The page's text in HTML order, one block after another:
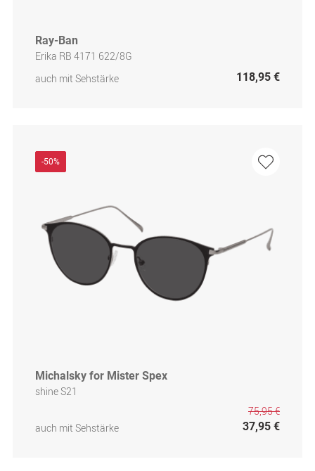
Ray-Ban
Erika RB 4171 622/8G
auch mit Sehstärke
118,95 €
-50%
Michalsky for Mister Spex
shine S21
auch mit Sehstärke
75,95 €
37,95 €